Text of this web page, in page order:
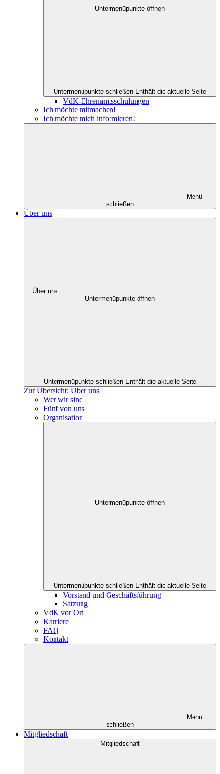
Untermenüpunkte öffnen
Untermenüpunkte schließen Enthält die aktuelle Seite
VdK-Ehrenamtsschulungen
Ich möchte mitmachen!
Ich möchte mich informieren!
Menü
schließen
Über uns
Über uns
Untermenüpunkte öffnen
Untermenüpunkte schließen Enthält die aktuelle Seite
Zur Übersicht: Über uns
Wer wir sind
Fünf von uns
Organisation
Untermenüpunkte öffnen
Untermenüpunkte schließen Enthält die aktuelle Seite
Vorstand und Geschäftsführung
Satzung
VdK vor Ort
Karriere
FAQ
Kontakt
Menü
schließen
Mitgliedschaft
Mitgliedschaft